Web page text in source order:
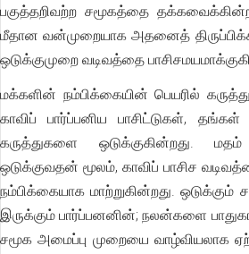
பகுத்தறிவற்ற சமூகத்தை
மீதான வன்முறையாக அதனைத்
ஒடுக்குமுறை வடிவத்தை
மக்களின் நம்பிக்கையின் பெயரில்
காவிப் பார்ப்பனிய பாசிட்டுகள்,
கருத்துகளை ஒடுக்குகின்றது.
ஒடுக்குவதன் மூலம், காவிப் பாசிச
நம்பிக்கையாக மாற்றுகின்றது. ஒடுக்கும்
இருக்கும் பார்ப்பனனின்; நலன்களை
சமூக அமைப்பு முறையை வாழ்வியலாக